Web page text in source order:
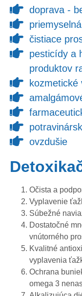
doprava -
čistiace
pesticídy a
produktov
kozmetické
ovzdušie
Očista a
Vyplavenie
Súbežné
Dostatočné
vnútorného
Kvalitné
vyplavenia
Ochrana
omega 3